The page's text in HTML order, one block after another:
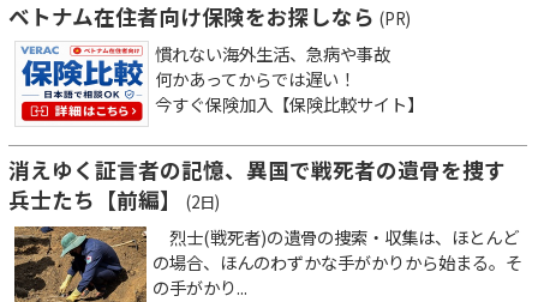
ベトナム在住者向け保険をお探しなら (PR)
慣れない海外生活、急病や事故
何かあってからでは遅い！
今すぐ保険加入【保険比較サイト】
消えゆく証言者の記憶、異国で戦死者の遺骨を捜す
兵士たち【前編】
(2日)
烈士(戦死者)の遺骨の捜索・収集は、ほとんど
の場合、ほんのわずかな手がかりから始まる。そ
の手がかり...